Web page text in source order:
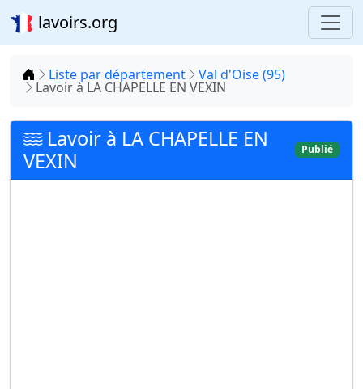
lavoirs.org
Accueil
Liste par département Val d'Oise (95)
Lavoir à LA CHAPELLE EN VEXIN
Lavoir à LA CHAPELLE EN
VEXIN
Publié